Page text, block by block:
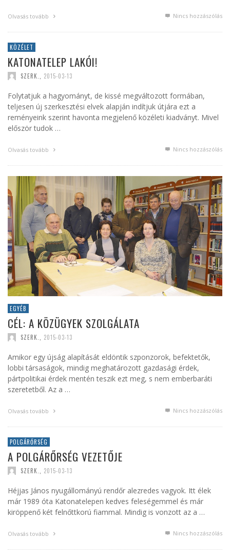
Olvasás tovább Nincs hozzászólás
KÖZÉLET
KATONATELEP LAKÓI!
SZERK. 2015-03-13
Folytatjuk a hagyományt, de kissé megváltozott formában,
teljesen új szerkesztési elvek alapján indítjuk útjára ezt a
reményeink szerint havonta megjelenő közéleti kiadványt. Mivel
először tudok …
Olvasás tovább Nincs hozzászólás
EGYÉB
CÉL: A KÖZÜGYEK SZOLGÁLATA
SZERK. 2015-03-13
Amikor egy újság alapítását eldöntik szponzorok, befektetők,
lobbi társaságok, mindig meghatározott gazdasági érdek,
pártpolitikai érdek mentén teszik ezt meg, s nem emberbaráti
szeretetből. Az a …
Olvasás tovább Nincs hozzászólás
POLGÁRŐRSÉG
A POLGÁRŐRSÉG VEZETŐJE
SZERK. 2015-03-13
Héjjas János nyugállományú rendőr alezredes vagyok. Itt élek
már 1989 óta Katonatelepen kedves feleségemmel és már
kiröppenő két felnőttkorú fiammal. Mindig is vonzott az a …
Olvasás tovább Nincs hozzászólás